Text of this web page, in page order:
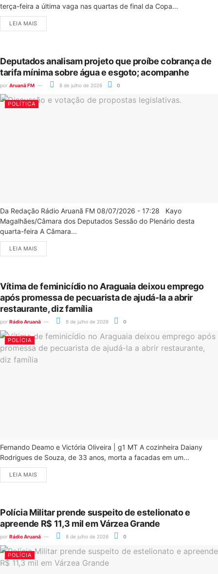
terça-feira a última vaga nas quartas de final da Copa...
LEIA MAIS
Deputados analisam projeto que proíbe cobrança de
tarifa mínima sobre água e esgoto; acompanhe
por Aruanã FM 8 de julho de 2026 0
POLÍTICA
Da Redação Rádio Aruanã FM 08/07/2026 - 17:28 Kayo
Magalhães/Câmara dos Deputados Sessão do Plenário desta
quarta-feira A Câmara...
LEIA MAIS
Vítima de feminicídio no Araguaia deixou emprego
após promessa de pecuarista de ajudá-la a abrir
restaurante, diz família
por Rádio Aruanã 8 de julho de 2026 0
POLÍCIA
Fernando Deamo e Victória Oliveira | g1 MT A cozinheira Daiany
Rodrigues de Souza, de 33 anos, morta a facadas em um...
LEIA MAIS
Polícia Militar prende suspeito de estelionato e
apreende R$ 11,3 mil em Várzea Grande
por Rádio Aruanã 8 de julho de 2026 0
POLÍCIA